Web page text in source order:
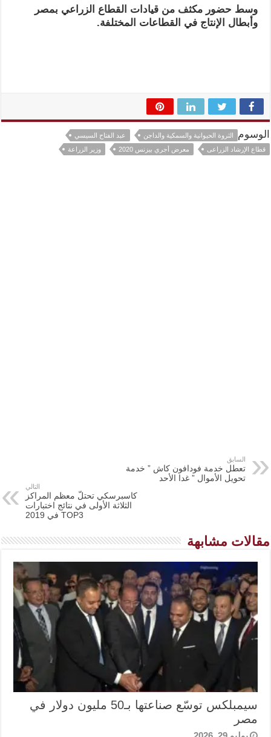
وسط حضور مكثف من قيادات القطاع الزراعي بمصر
وأبطال الإنتاج في القطاعات المختلفة.
الوسوم الثروة الحيوانية والسمكية والداجن
عبد الفتاح السيسي
قطاع الإرشاد الزراعى
معرض أجري بيزنس 2020 وزير الزراعة
السابق
تعطل خدمة فودافون كاش ” خدمة
تحويل الأموال ” غدا الأحد
التالي
كاسبرسكي تحتلّ معظم المراكز
الثلاثة الأولى في نتائج اختبارات
TOP3 في 2019
مقالات مشابهة
سيمبلكس توسّع صناعتها بـ50 مليون دولار في
مصر